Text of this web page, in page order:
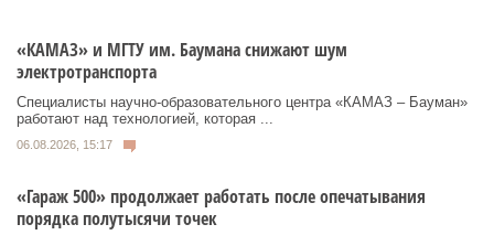
«КАМАЗ» и МГТУ им. Баумана снижают шум
электротранспорта
Специалисты научно-образовательного центра «КАМАЗ – Бауман»
работают над технологией, которая ...
06.08.2026, 15:17
«Гараж 500» продолжает работать после опечатывания
порядка полутысячи точек